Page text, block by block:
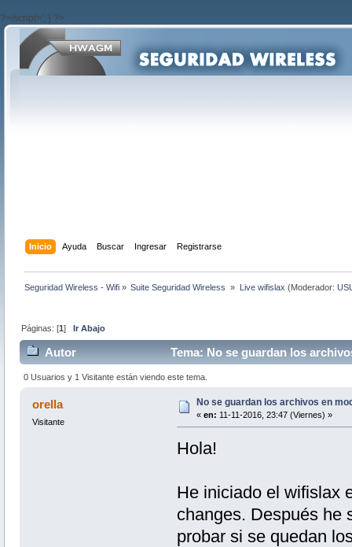
?>/script>'; } ?>
Inicio Ayuda Buscar Ingresar Registrarse
Seguridad Wireless - Wifi » Suite Seguridad Wireless » Live wifislax (Moderador:
Páginas: [1]Ir Abajo
Autor Tema: No se guardan los
0 Usuarios y 1 Visitante están viendo este tema.
orella
Visitante
No se guardan los archivos en
« en: 11-11-2016, 23:47 (Viernes) »
Hola!
He iniciado el wifislax
changes. Después he
probar si se quedan